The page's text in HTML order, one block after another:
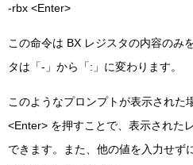
-rbx <Enter>
この命令は BX レジスタの内容のみ
タは「-」から「:」に変わります。
このようなプロンプトが表示された
<Enter> を押すことで、表示された
できます。また、他の値を入力せず